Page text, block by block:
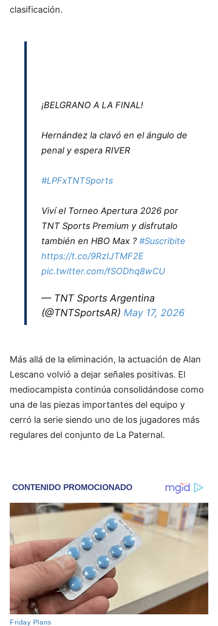
clasificación.
¡BELGRANO A LA FINAL!
Hernández la clavó en el ángulo de
penal y espera RIVER
#LPFxTNTSports
Viví el Torneo Apertura 2026 por
TNT Sports Premium y disfrutalo
también en HBO Max ? #Suscribite
https://t.co/9RzIJTMF2E
pic.twitter.com/fSODhq8wCU
— TNT Sports Argentina
(@TNTSportsAR) May 17, 2026
Más allá de la eliminación, la actuación de Alan
Lescano volvió a dejar señales positivas. El
mediocampista continúa consolidándose como
una de las piezas importantes del equipo y
cerró la serie siendo uno de los jugadores más
regulares del conjunto de La Paternal.